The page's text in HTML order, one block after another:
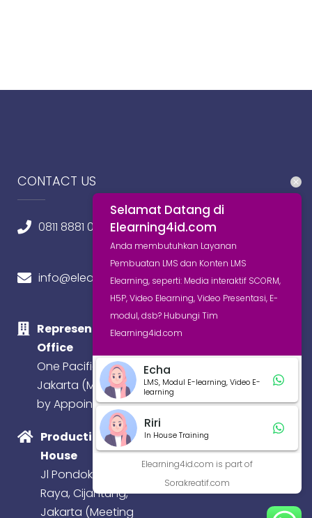
CONTACT US
0811 8881 0580
info@elearning4id.com
Representative
Office
One Pacific Place,
Jakarta (Meeting
by Appointment)
Production
House
Jl Pondok Baru
Raya, Cijantung,
Jakarta (Meeting
Selamat Datang di
Elearning4id.com
Anda membutuhkan Layanan
Pembuatan LMS dan Konten LMS
Elearning, seperti: Media interaktif SCORM,
H5P, Video Elearning, Video Presentasi, E-
modul, dsb? Hubungi Tim
Elearning4id.com
Echa
LMS, Modul E-learning, Video E-
learning
Riri
In House Training
Elearning4id.com is part of
Sorakreatif.com